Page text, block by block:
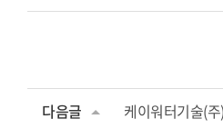
다음글 케이워터기술(